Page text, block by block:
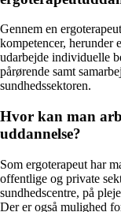
Gennem en
kompetencer, herunder
udarbejde individuelle
pårørende samt
sundhedssektoren.
Hvor kan man
uddannelse?
Som ergoterapeut har
offentlige og private
sundhedscentre, på
Der er også mulighed